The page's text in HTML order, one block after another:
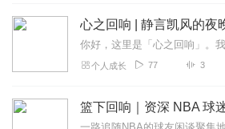
心之回响 | 静言凯风的夜
个人成长 77 3
篮下回响｜资深 NBA 球